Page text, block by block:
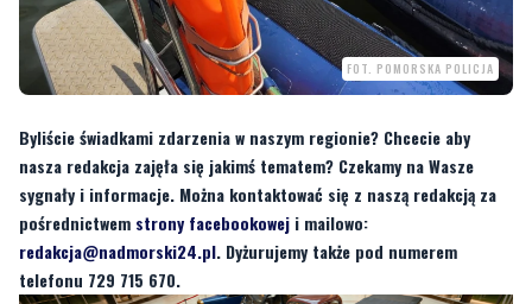
FOT. POMORSKA POLICJA
Byliście świadkami zdarzenia w naszym regionie? Chcecie aby
nasza redakcja zajęła się jakimś tematem? Czekamy na Wasze
sygnały i informacje. Można kontaktować się z naszą redakcją za
pośrednictwem strony facebookowej i mailowo:
redakcja@nadmorski24.pl. Dyżurujemy także pod numerem
telefonu 729 715 670.